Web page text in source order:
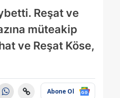
Reşat ve
müteakip
ve Reşat Köse,
Abone Ol